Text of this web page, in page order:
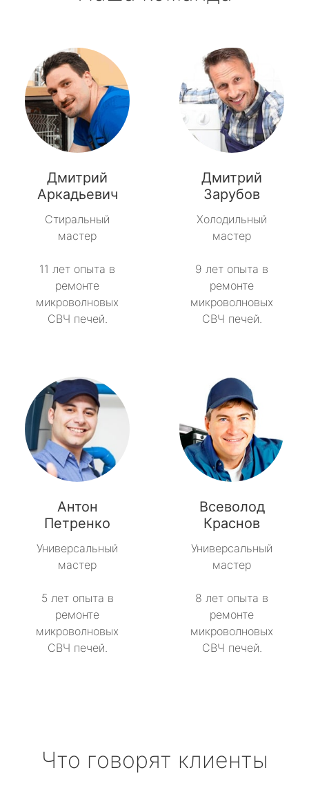
Дмитрий
Аркадьевич
Стиральный
мастер
11 лет опыта в
ремонте
микроволновых
СВЧ печей.
Дмитрий
Зарубов
Холодильный
мастер
9 лет опыта в
ремонте
микроволновых
СВЧ печей.
Антон
Петренко
Универсальный
мастер
5 лет опыта в
ремонте
микроволновых
СВЧ печей.
Всеволод
Краснов
Универсальный
мастер
8 лет опыта в
ремонте
микроволновых
СВЧ печей.
Что говорят клиенты